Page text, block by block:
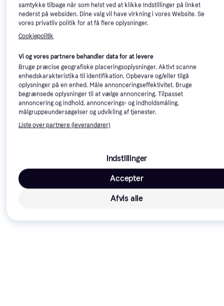
8 butikker
247 kr.
9+ butikker
samtykke tilbage når som helst ved at klikke Indstillinger på linket
nederst på websiden. Dine valg vil have virkning i vores Website. Se
vores privatliv politik for at få flere oplysninger.
Cookiepolitik
Vi og vores partnere behandler data for at levere
Bruge præcise geografiske placeringsoplysninger. Aktivt scanne
enhedskarakteristika til identifikation. Opbevare og/eller tilgå
oplysninger på en enhed. Måle annonceringseffektivitet. Bruge
begrænsede oplysninger til at vælge annoncering. Tilpasset
annoncering og indhold, annoncerings- og indholdsmåling,
målgruppeundersøgelser og udvikling af tjenester.
Liste over partnere (leverandører)
Indstillinger
Afvis alle
Accepter